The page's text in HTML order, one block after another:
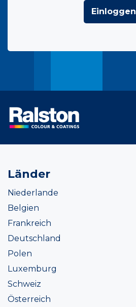
Einloggen
Länder
Niederlande
Belgien
Frankreich
Deutschland
Polen
Luxemburg
Schweiz
Österreich